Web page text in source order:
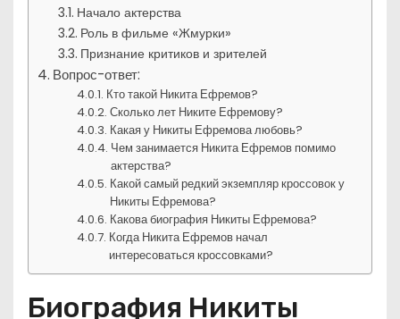
Начало актерства
Роль в фильме «Жмурки»
Признание критиков и зрителей
Вопрос-ответ:
Кто такой Никита Ефремов?
Сколько лет Никите Ефремову?
Какая у Никиты Ефремова любовь?
Чем занимается Никита Ефремов помимо
актерства?
Какой самый редкий экземпляр кроссовок у
Никиты Ефремова?
Какова биография Никиты Ефремова?
Когда Никита Ефремов начал
интересоваться кроссовками?
Биография Никиты